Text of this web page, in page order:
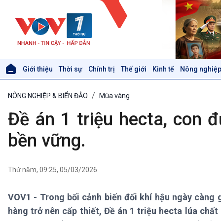
Giới thiệu Thời sự Chính trị Thế giới Kinh tế Nông
Thời sự 6h
Thời sự 12h
Thời sự 18h
Xã hội
Tin Đời sống & Xã hội
Khoa học & Công nghệ
Tin Khoa học & Công nghệ
NÔNG NGHIỆP & BIỂN ĐẢO Mùa vàng
Đề án 1 triệu hecta, con
bền vững.
Thứ năm, 09:25, 05/03/2026
VOV1 - Trong bối cảnh biến đổi khí hậu ngày
hàng trở nên cấp thiết, Đề án 1 triệu hecta lúa